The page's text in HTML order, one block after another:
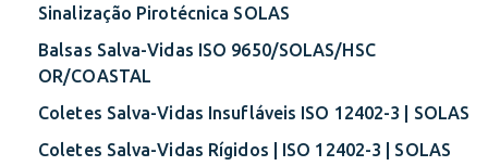
Sinalização Pirotécnica SOLAS
Balsas Salva-Vidas ISO 9650/SOLAS/HSC
OR/COASTAL
Coletes Salva-Vidas Insufláveis ISO 12402-3 | SOLAS
Coletes Salva-Vidas Rígidos | ISO 12402-3 | SOLAS